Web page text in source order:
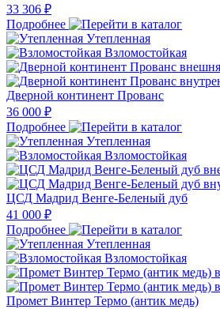
33 306 ₽
Подробнее
Утепленная
Взломостойкая
Дверной континент Прованс
36 000 ₽
Подробнее
Утепленная
Взломостойкая
ЦСД Мадрид Венге-Беленый дуб
41 000 ₽
Подробнее
Утепленная
Взломостойкая
Промет Винтер Термо (антик медь)